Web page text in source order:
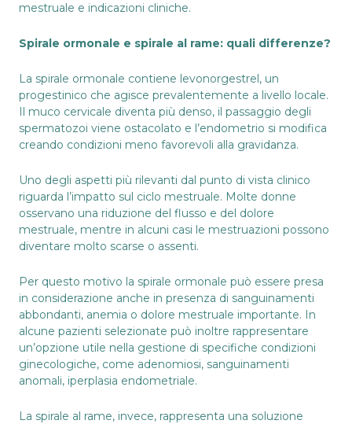
mestruale e indicazioni cliniche.
Spirale ormonale e spirale al rame: quali differenze?
La spirale ormonale contiene levonorgestrel, un
progestinico che agisce prevalentemente a livello locale.
Il muco cervicale diventa più denso, il passaggio degli
spermatozoi viene ostacolato e l’endometrio si modifica
creando condizioni meno favorevoli alla gravidanza.
Uno degli aspetti più rilevanti dal punto di vista clinico
riguarda l’impatto sul ciclo mestruale. Molte donne
osservano una riduzione del flusso e del dolore
mestruale, mentre in alcuni casi le mestruazioni possono
diventare molto scarse o assenti.
Per questo motivo la spirale ormonale può essere presa
in considerazione anche in presenza di sanguinamenti
abbondanti, anemia o dolore mestruale importante. In
alcune pazienti selezionate può inoltre rappresentare
un’opzione utile nella gestione di specifiche condizioni
ginecologiche, come adenomiosi, sanguinamenti
anomali, iperplasia endometriale.
La spirale al rame, invece, rappresenta una soluzione